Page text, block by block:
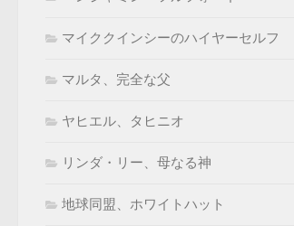
マイククインシーのハイヤーセルフ
マルタ、完全な父
ヤヒエル、タヒニオ
リンダ・リー、母なる神
地球同盟、ホワイトハット